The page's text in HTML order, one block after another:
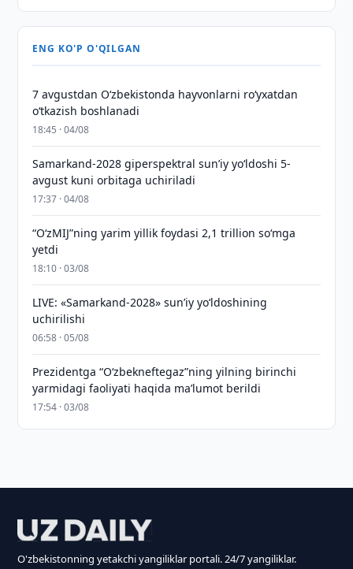
ENG KO'P O'QILGAN
7 avgustdan O‘zbekistonda hayvonlarni ro‘yxatdan
o‘tkazish boshlanadi
18:45 · 04/08
Samarkand-2028 giperspektral sun’iy yo‘ldoshi 5-
avgust kuni orbitaga uchiriladi
17:37 · 04/08
“O‘zMIJ”ning yarim yillik foydasi 2,1 trillion so‘mga
yetdi
18:10 · 03/08
LIVE: «Samarkand-2028» sun’iy yo‘ldoshining
uchirilishi
06:58 · 05/08
Prezidentga “Oʻzbekneftegaz”ning yilning birinchi
yarmidagi faoliyati haqida maʼlumot berildi
17:54 · 03/08
O'zbekistonning yetakchi yangiliklar portali. 24/7 yangiliklar.